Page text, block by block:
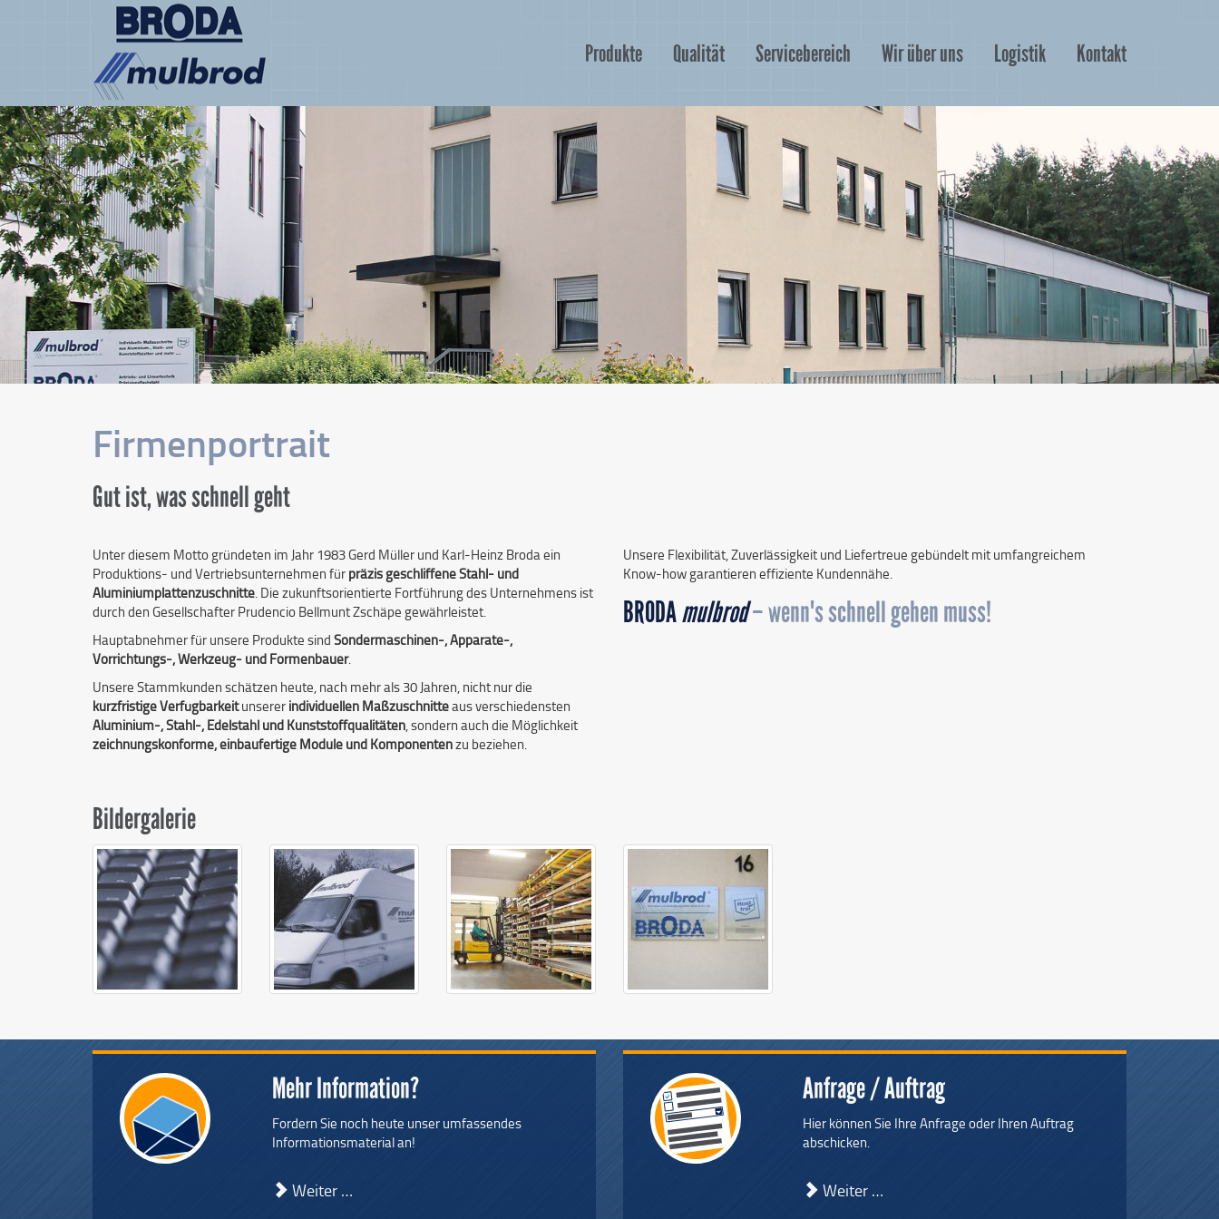
Produkte Qualität Servicebereich Wir über uns Logistik Kontakt
Firmenportrait
Gut ist, was schnell geht
Unter diesem Motto gründeten im Jahr 1983 Gerd Müller und Karl-Heinz Broda ein
Produktions- und Vertriebsunternehmen fürpräzis geschliffene Stahl- und
Aluminiumplattenzuschnitte. Die zukunftsorientierte Fortführung des Unternehmens ist
durch den Gesellschafter Prudencio Bellmunt Zschäpe gewährleistet.
Hauptabnehmer für unsere Produkte sindSondermaschinen-, Apparate-,
Vorrichtungs-, Werkzeug- und Formenbauer.
Unsere Stammkunden schätzen heute, nach mehr als 30 Jahren, nicht nur die
kurzfristige Verfügbarkeitunsererindividuellen Maßzuschnitteaus verschiedensten
Aluminium-, Stahl-, Edelstahl und Kunststoffqualitäten, sondern auch die Möglichkeit
zeichnungskonforme, einbaufertige Module und Komponentenzu beziehen.
Unsere Flexibilität, Zuverlässigkeit und Liefertreue gebündelt mit umfangreichem
Know-how garantieren effiziente Kundennähe.
BRODAmulbrod– wenn's schnell gehen muss!
Bildergalerie
Mehr Information?
Fordern Sie noch heute unser umfassendes
Informationsmaterial an!
Weiter …
Anfrage / Auftrag
Hier können Sie Ihre Anfrage oder Ihren Auftrag
abschicken.
Weiter …